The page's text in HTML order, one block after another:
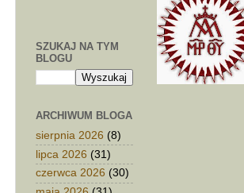
SZUKAJ NA TYM
BLOGU
ARCHIWUM BLOGA
sierpnia 2026 (8)
lipca 2026 (31)
czerwca 2026 (30)